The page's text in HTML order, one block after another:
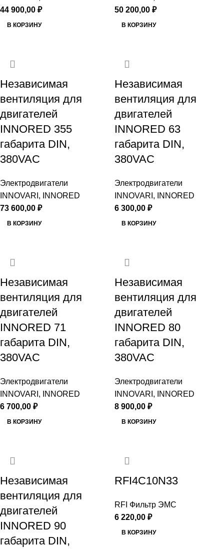
44 900,00 ₽
В КОРЗИНУ
50 200,00 ₽
В КОРЗИНУ
Независимая
вентиляция для
двигателей
INNORED 355
габарита DIN,
380VAC
Электродвигатели
INNOVARI, INNORED
73 600,00 ₽
В КОРЗИНУ
Независимая
вентиляция для
двигателей
INNORED 63
габарита DIN,
380VAC
Электродвигатели
INNOVARI, INNORED
6 300,00 ₽
В КОРЗИНУ
Независимая
вентиляция для
двигателей
INNORED 71
габарита DIN,
380VAC
Электродвигатели
INNOVARI, INNORED
6 700,00 ₽
В КОРЗИНУ
Независимая
вентиляция для
двигателей
INNORED 80
габарита DIN,
380VAC
Электродвигатели
INNOVARI, INNORED
8 900,00 ₽
В КОРЗИНУ
Независимая
вентиляция для
двигателей
INNORED 90
габарита DIN,
RFI4C10N33
RFI Фильтр ЭМС
6 220,00 ₽
В КОРЗИНУ